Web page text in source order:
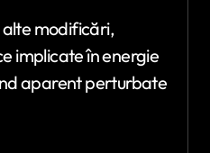
alte modificări,
implicate în energie
aparent perturbate